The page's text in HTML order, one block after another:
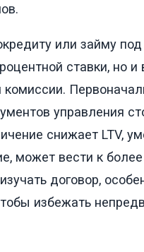
или займу
ставки, но
управления
снижает LTV,
может вести к
договор,
избежать